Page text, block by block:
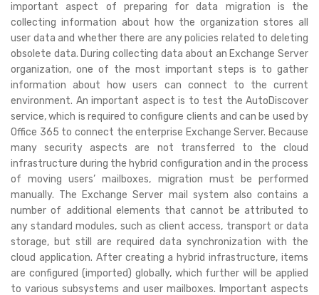
important aspect of preparing for data migration is the
collecting information about how the organization stores all
user data and whether there are any policies related to deleting
obsolete data. During collecting data about an Exchange Server
organization, one of the most important steps is to gather
information about how users can connect to the current
environment. An important aspect is to test the AutoDiscover
service, which is required to configure clients and can be used by
Office 365 to connect the enterprise Exchange Server. Because
many security aspects are not transferred to the cloud
infrastructure during the hybrid configuration and in the process
of moving users’ mailboxes, migration must be performed
manually. The Exchange Server mail system also contains a
number of additional elements that cannot be attributed to
any standard modules, such as client access, transport or data
storage, but still are required data synchronization with the
cloud application. After creating a hybrid infrastructure, items
are configured (imported) globally, which further will be applied
to various subsystems and user mailboxes. Important aspects